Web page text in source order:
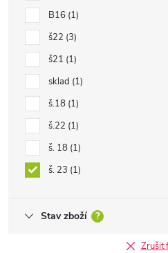
B16 1
š22 3
š21 1
sklad 1
š.18 1
š.22 1
š. 18 1
š. 23 1
Stav zboží ?
Zrušit